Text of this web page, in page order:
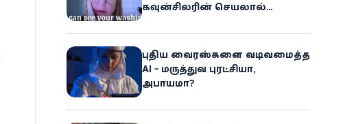
கவுன்சிலரின் செயலால்
புதிய வைரஸ்களை வடிவமைத்த
AI - மருத்துவ புரட்சியா,
அபாயமா?